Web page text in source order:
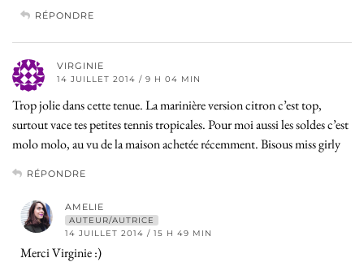
RÉPONDRE
VIRGINIE
14 JUILLET 2014 / 9 H 04 MIN
Trop jolie dans cette tenue. La marinière version citron c’est top,
surtout vace tes petites tennis tropicales. Pour moi aussi les soldes c’est
molo molo, au vu de la maison achetée récemment. Bisous miss girly
RÉPONDRE
AMELIE
AUTEUR/AUTRICE
14 JUILLET 2014 / 15 H 49 MIN
Merci Virginie :)